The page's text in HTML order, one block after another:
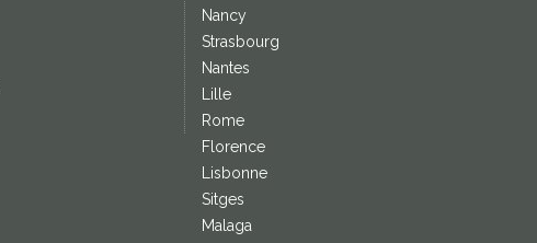
Nancy
Strasbourg
Nantes
Lille
Rome
Florence
Lisbonne
Sitges
Malaga